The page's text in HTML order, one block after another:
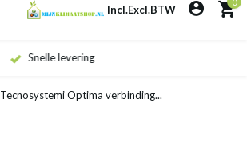
Incl.Excl.BTW
Eigen monteurs
Tecnosystemi Optima verbinding...